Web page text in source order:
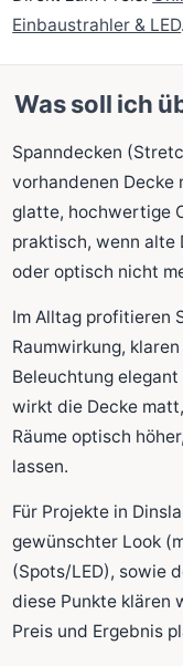
Einbaustrahler & LED
Was soll ich
Spanndecken
vorhandenen
glatte, hochwertige
praktisch, wenn alte
oder optisch nicht
Im Alltag profitieren
Raumwirkung,
Beleuchtung
wirkt die Decke
Räume optisch
lassen.
Für Projekte in
gewünschter Look
(Spots/LED), sowie
diese Punkte klären
Preis und Ergebnis